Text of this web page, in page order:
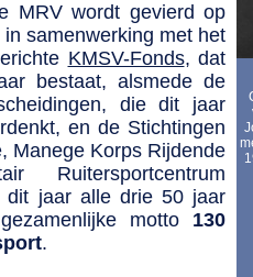
MRV wordt gevierd op
samenwerking met het
KMSV-Fonds, dat
bestaat, alsmede de
die dit jaar
en de Stichtingen
Manege Korps Rijdende
Ruitersportcentrum
dit jaar alle drie 50 jaar
motto 130
.